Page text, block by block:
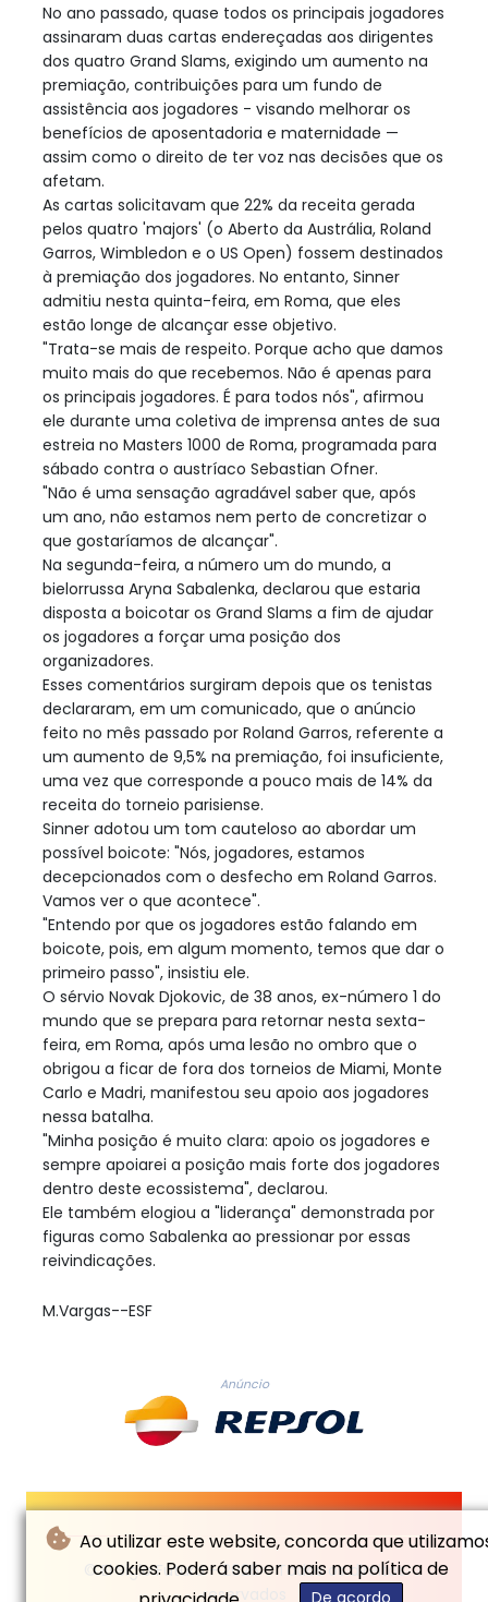
Ao utilizar este website, concorda que
cookies. Poderá saber mais na política de
De acordo
No ano passado, quase todos os principais jogadores
assinaram duas cartas endereçadas aos dirigentes
dos quatro Grand Slams, exigindo um aumento na
premiação, contribuições para um fundo de
assistência aos jogadores - visando melhorar os
benefícios de aposentadoria e maternidade —
assim como o direito de ter voz nas decisões que os
afetam.
As cartas solicitavam que 22% da receita gerada
pelos quatro 'majors' (o Aberto da Austrália, Roland
Garros, Wimbledon e o US Open) fossem destinados
à premiação dos jogadores. No entanto, Sinner
admitiu nesta quinta-feira, em Roma, que eles
estão longe de alcançar esse objetivo.
"Trata-se mais de respeito. Porque acho que damos
muito mais do que recebemos. Não é apenas para
os principais jogadores. É para todos nós", afirmou
ele durante uma coletiva de imprensa antes de sua
estreia no Masters 1000 de Roma, programada para
sábado contra o austríaco Sebastian Ofner.
"Não é uma sensação agradável saber que, após
um ano, não estamos nem perto de concretizar o
que gostaríamos de alcançar".
Na segunda-feira, a número um do mundo, a
bielorrussa Aryna Sabalenka, declarou que estaria
disposta a boicotar os Grand Slams a fim de ajudar
os jogadores a forçar uma posição dos
organizadores.
Esses comentários surgiram depois que os tenistas
declararam, em um comunicado, que o anúncio
feito no mês passado por Roland Garros, referente a
um aumento de 9,5% na premiação, foi insuficiente,
uma vez que corresponde a pouco mais de 14% da
receita do torneio parisiense.
Sinner adotou um tom cauteloso ao abordar um
possível boicote: "Nós, jogadores, estamos
decepcionados com o desfecho em Roland Garros.
Vamos ver o que acontece".
"Entendo por que os jogadores estão falando em
boicote, pois, em algum momento, temos que dar o
primeiro passo", insistiu ele.
O sérvio Novak Djokovic, de 38 anos, ex-número 1 do
mundo que se prepara para retornar nesta sexta-
feira, em Roma, após uma lesão no ombro que o
obrigou a ficar de fora dos torneios de Miami, Monte
Carlo e Madri, manifestou seu apoio aos jogadores
nessa batalha.
"Minha posição é muito clara: apoio os jogadores e
sempre apoiarei a posição mais forte dos jogadores
dentro deste ecossistema", declarou.
Ele também elogiou a "liderança" demonstrada por
figuras como Sabalenka ao pressionar por essas
reivindicações.
M.Vargas--ESF
Anúncio
© El Siglo Futuro - 2026 - Todos os direitos
reservados